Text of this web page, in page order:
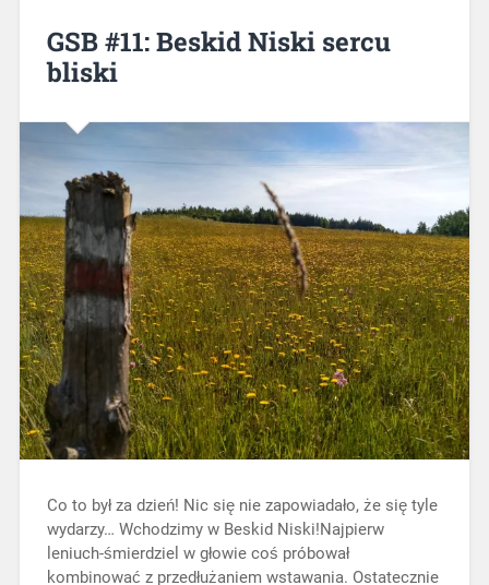
GSB #11: Beskid Niski sercu
bliski
Co to był za dzień! Nic się nie zapowiadało, że się tyle
wydarzy… Wchodzimy w Beskid Niski!Najpierw
leniuch-śmierdziel w głowie coś próbował
kombinować z przedłużaniem wstawania. Ostatecznie